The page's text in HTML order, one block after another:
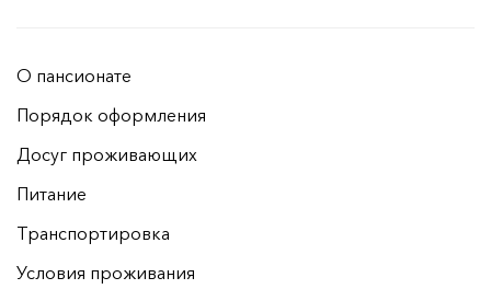
О пансионате
Порядок оформления
Досуг проживающих
Питание
Транспортировка
Условия проживания